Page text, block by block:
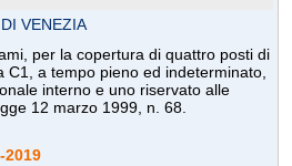
VENEZIA
per la copertura di quattro posti di
C1, a tempo pieno ed indeterminato,
interno e uno riservato alle
12 marzo 1999, n. 68.
2019